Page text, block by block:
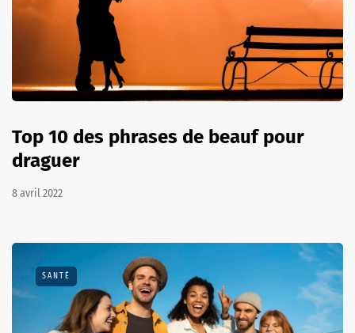
Top 10 des phrases de beauf pour
draguer
8 avril 2022
SANTÉ